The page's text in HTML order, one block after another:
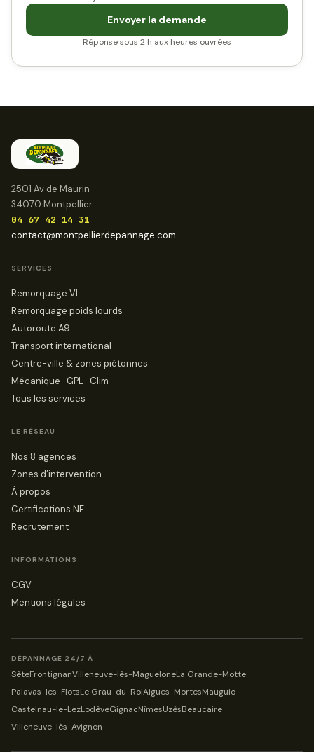
Envoyer la demande
Réponse sous 2 h aux heures ouvrées
2501 Av de Maurin
34070 Montpellier
04 67 42 14 31
contact@montpellierdepannage.com
SERVICES
Remorquage VL
Remorquage poids lourds
Autoroute A9
Transport international
Centre-ville & zones piétonnes
Mécanique · GPL · Clim
Tous les services
LE RÉSEAU
Nos 8 agences
Zones d’intervention
À propos
Certifications NF
Recrutement
INFORMATIONS
CGV
Mentions légales
DÉPANNAGE 24/7 À
SèteFrontignanVilleneuve-lès-MagueloneLa Grande-Motte
Palavas-les-FlotsLe Grau-du-RoiAigues-MortesMauguio
Castelnau-le-LezLodèveGignacNîmesUzèsBeaucaire
Villeneuve-lès-Avignon